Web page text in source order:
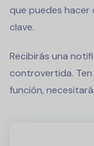
que puedes hacer
clave.
Recibirás una
controvertida.
función,